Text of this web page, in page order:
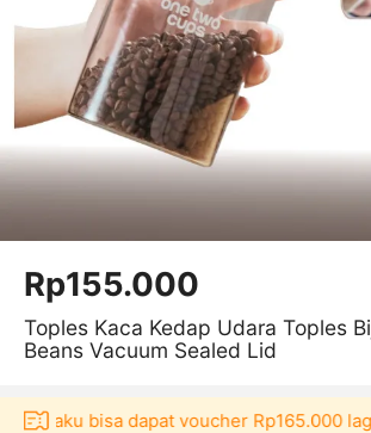
Rp155.000
Toples Kaca Kedap Udara Toples
Beans Vacuum Sealed Lid
bisa dapat voucher Rp165.000 lagi